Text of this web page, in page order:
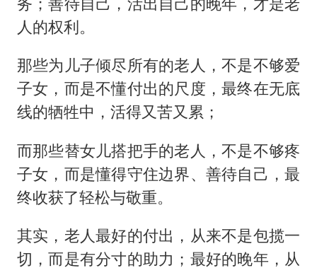
人的权利。
那些为儿子倾尽所有的老人，不是不够爱
子女，而是不懂付出的尺度，最终在无底
线的牺牲中，活得又苦又累；
而那些替女儿搭把手的老人，不是不够疼
子女，而是懂得守住边界、善待自己，最
终收获了轻松与敬重。
其实，老人最好的付出，从来不是包揽一
切，而是有分寸的助力；最好的晚年，从